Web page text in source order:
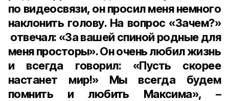
по видеосвязи, он просил меня немного
наклонить голову. На вопрос «Зачем?»
отвечал: «За вашей спиной родные для
меня просторы». Он очень любил жизнь
и всегда говорил: «Пусть скорее
настанет мир!» Мы всегда будем
помнить и любить Максима», –